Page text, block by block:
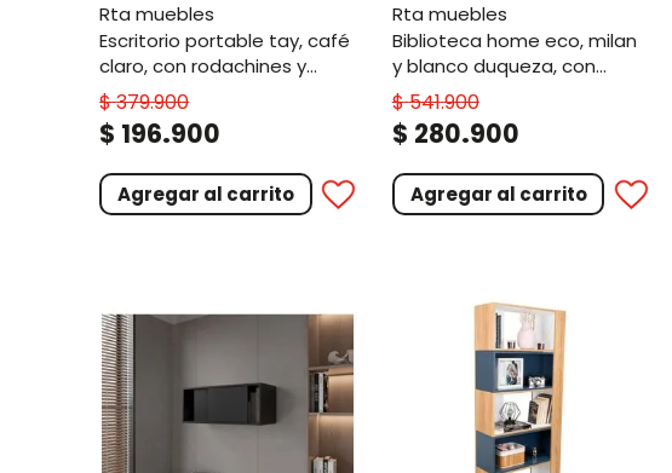
rta muebles
escritorio portable tay, café
claro, con rodachines y
frenos
$379.900
$ 196.900
Agregar al carrito
rta muebles
biblioteca home eco, milan
y blanco duqueza, con
cinco entrepaños
$541.900
$ 280.900
Agregar al carrito